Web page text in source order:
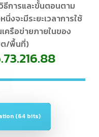
การและขั้นตอนตาม
งจะมีระยะเวลาการใช้
ครือข่ายภายในของ
ต/พื้นที่)
(64 bits)